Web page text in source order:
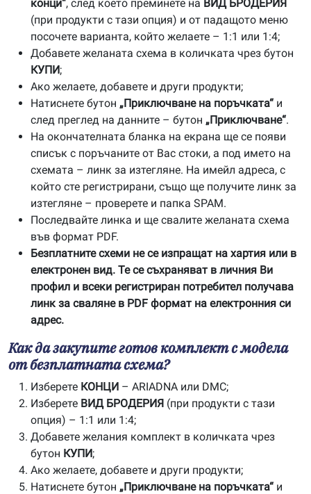
конци“, след което преминете на ВИД БРОДЕРИЯ
(при продукти с тази опция) и от падащото меню
посочете варианта, който желаете – 1:1 или 1:4;
Добавете желаната схема в количката чрез бутон
КУПИ;
Ако желаете, добавете и други продукти;
Натиснете бутон „Приключване на поръчката“ и
след преглед на данните – бутон „Приключване“.
На окончателната бланка на екрана ще се появи
списък с поръчаните от Вас стоки, а под името на
схемата – линк за изтегляне. На имейл адреса, с
който сте регистрирани, също ще получите линк за
изтегляне – проверете и папка SPAM.
Последвайте линка и ще свалите желаната схема
във формат PDF.
Безплатните схеми не се изпращат на хартия или в
електронен вид. Те се съхраняват в личния Ви
профил и всеки регистриран потребител получава
линк за сваляне в PDF формат на електронния си
адрес.
Как да закупите готов комплект с модела
от безплатната схема?
Изберете КОНЦИ – ARIADNA или DMC;
Изберете ВИД БРОДЕРИЯ (при продукти с тази
опция) – 1:1 или 1:4;
Добавете желания комплект в количката чрез
бутон КУПИ;
Ако желаете, добавете и други продукти;
Натиснете бутон „Приключване на поръчката“ и